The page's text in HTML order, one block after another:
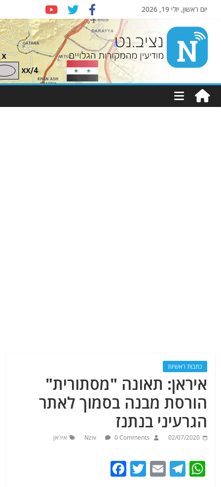
יום ראשון, יולי 19, 2026
Nziv.net
מודיעין
מהמקורות
כתבות ראשיות
איראן: תאונה "מסתורית"
הורסת מבנה בסמוך לאתר
הגרעיני בנתנז
02/07/2020
Nziv 0 Comments איראן
W
T
E
T